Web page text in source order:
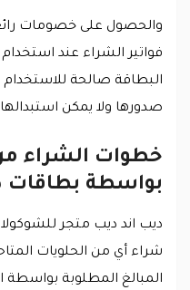
والحصول على خصومات
فواتير الشراء عند
البطاقة صالحة
صدورها ولا يمكن استبدالها
خطوات الشراء
بواسطة بطاقات
ديب اند ديب متجر
شراء أي من الحلويات
المبالغ المطلوبة بواسطة